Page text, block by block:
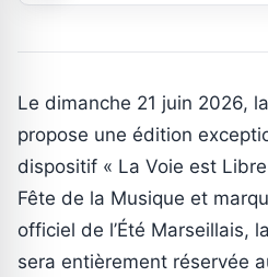
Le dimanche 21 juin 2026,
propose une édition
dispositif « La Voie est
Fête de la Musique et
officiel de l’Été Marseillais,
sera entièrement réservée